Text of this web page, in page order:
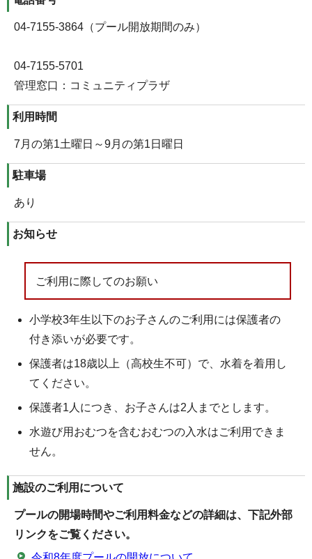
04-7155-3864（プール開放期間のみ）
04-7155-5701
管理窓口：コミュニティプラザ
利用時間
7月の第1土曜日～9月の第1日曜日
駐車場
あり
お知らせ
ご利用に際してのお願い
小学校3年生以下のお子さんのご利用には保護者の
付き添いが必要です。
保護者は18歳以上（高校生不可）で、水着を着用し
てください。
保護者1人につき、お子さんは2人までとします。
水遊び用おむつを含むおむつの入水はご利用できま
せん。
施設のご利用について
プールの開場時間やご利用料金などの詳細は、下記外部
リンクをご覧ください。